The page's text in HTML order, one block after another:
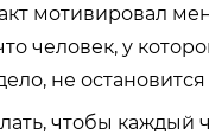
мотивировал
человек, у
не
чтобы каждый